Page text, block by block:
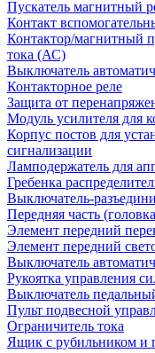
Пускатель магнитный
Контакт
Контактор/магнитный
тока (АС)
Выключатель
Контакторное реле
Защита от
Модуль усилителя для
Корпус постов для
сигнализации
Ламподержатель для
Гребенка
Выключатель-
Передняя часть
Элемент передний
Элемент передний
Выключатель
Рукоятка управления
Выключатель
Пульт подвесной
Ограничитель тока
Ящик с рубильником и